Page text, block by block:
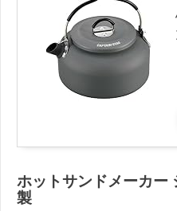
ホットサンドメーカー
製